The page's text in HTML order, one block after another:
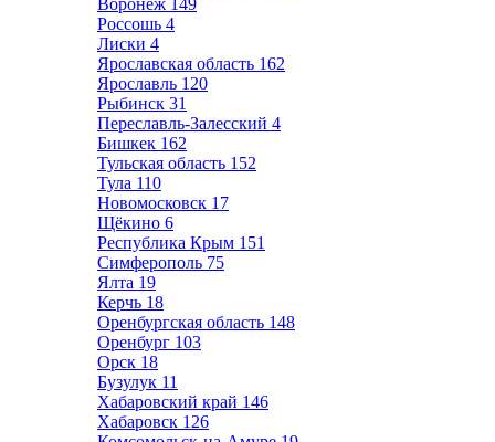
Воронеж 149
Россошь 4
Лиски 4
Ярославская область 162
Ярославль 120
Рыбинск 31
Переславль-Залесский 4
Бишкек 162
Тульская область 152
Тула 110
Новомосковск 17
Щёкино 6
Республика Крым 151
Симферополь 75
Ялта 19
Керчь 18
Оренбургская область 148
Оренбург 103
Орск 18
Бузулук 11
Хабаровский край 146
Хабаровск 126